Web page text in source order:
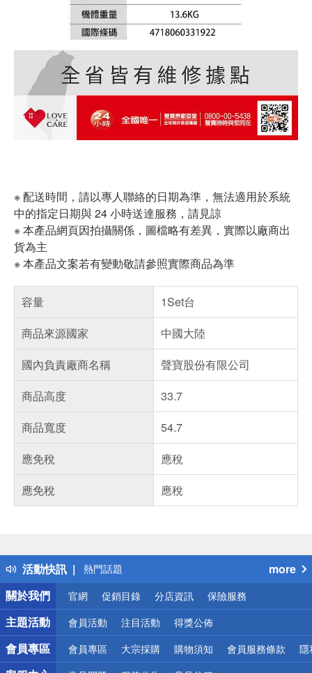
※ 配送時間，請以專人聯絡的日期為準，無法適用於系統
中的指定日期與 24 小時送達服務，請見諒
※ 本產品網頁因拍攝關係，圖檔略有差異，實際以廠商出
貨為主
※ 本產品文案若有變動敬請參照實際商品為準
容量
1Set台
商品來源國家
中國大陸
國內負責廠商名稱
聲寶股份有限公司
商品高度
33.7
商品寬度
54.7
應免稅
應稅
應免稅
應稅
活動快訊
偏遠地區配送
熱門話題
銀行優惠
偏遠地區配送
詐騙網頁！請小心！
more
關於我們
官網 促銷目錄 分店資訊 保險服務
主題活動 會員活動 注目活動 得獎公佈
會員專區 會員專區 大宗採購 購物須知 會員服務條款 隱